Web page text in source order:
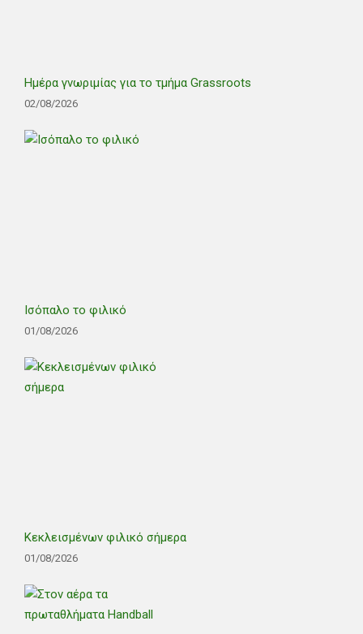
Ημέρα γνωριμίας για το τμήμα Grassroots
02/08/2026
Ισόπαλο το φιλικό
01/08/2026
Κεκλεισμένων φιλικό σήμερα
01/08/2026